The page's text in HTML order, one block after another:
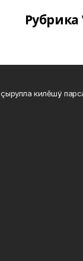
килĕшÿ